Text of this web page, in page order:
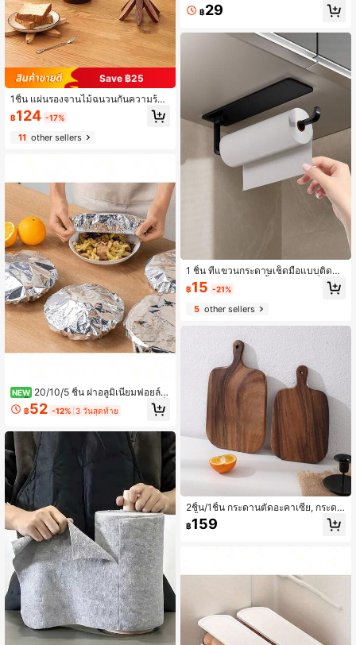
Save ฿25
1ชิ้น แผ่นรองจานไม้ฉนวนกันความร้อน
รูปต้นไม้สร้างสรรค์, แผ่นรองจานไม้ไผ่,
ที่วางหม้อ, แผ่นรองแก้ว, เหมาะสำหรับ
อาหารจานร้อน, หม้อ, ชาม, กาน้ำชา, ภ
าชนะเก็บความร้อน, แผ่นรองหม้อ, ที่รอ
฿124 -17%
11other sellers
NEW 20/10/5 ชิ้น ฝาอลูมิเนียมฟอยล์ที่
ใช้ซ้ำได้, เครื่องอุ่นอาหารบนโต๊ะ, ถุงเก็
บอาหาร, ถุงถนอมอาหาร, การจัดเก็บใ
แบบสัมผัส, การเก็บอาหารที่เหลือ, ฝาถ
นอมและอุ่นอาหารในครัว, เหมาะสำหรั
บชามและจาน, รักษาอาหารให้อุ่น, สด,
ป้องกันฝุ่น, อุปกรณ์ถนอมอาหาร
฿52 -12% 3 วันสุดท้าย
รู พร้อมขอบระบายน้ำอัตโนมัติเพื่อป้อง
กันการสะสมของน้ำ แผ่นรองป้องกันเคา
งซิลิโคนนุ่มสำหรับวางแก้วที่ล้างแล้วใก
ล้กับอ่างล้างจาน แผ่นรองอบแห้งเคาน์เ
ตอร์ครัว สิ่งจำเป็นสำหรับห้องน้ำและอพ
฿29
1 ชิ้น ที่แขวนกระดาษเช็ดมือแบบติดผนั
งและกาวในตัว ติดตั้งใต้ตู้พร้อมที่ใส่ฟิล์
มพลาสติก ชั้นวางของประหยัดพื้นที่ แข็
งแรง สไตล์สวยงาม อุปกรณ์เสริมหลาย
สถานการณ์สำหรับครัวเรือน ห้องครัว ห้
องน้ำ และการตกแต่งครัวรถบ้าน
฿15 -21%
5other sellers
2ชิ้น/1ชิ้น กระดานตัดอะคาเซีย, กระดา
นปิ้งขนม, จานวางชีส
฿159